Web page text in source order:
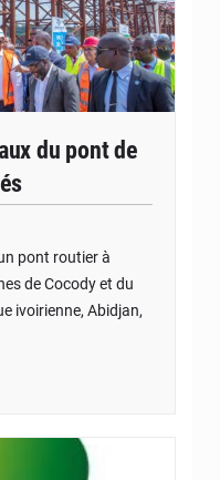
du pont de
pont routier à
de Cocody et du
ivoirienne, Abidjan,